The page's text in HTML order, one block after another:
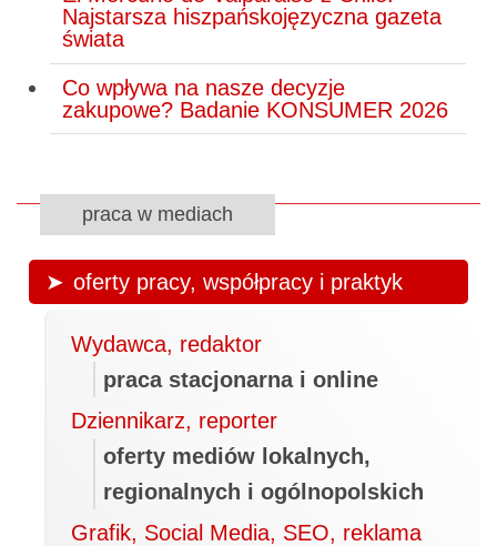
Najstarsza hiszpańskojęzyczna gazeta
świata
Co wpływa na nasze decyzje
zakupowe? Badanie KONSUMER 2026
praca w mediach
oferty pracy, współpracy i praktyk
Wydawca, redaktor
praca stacjonarna i online
Dziennikarz, reporter
oferty mediów lokalnych,
regionalnych i ogólnopolskich
Grafik, Social Media, SEO, reklama